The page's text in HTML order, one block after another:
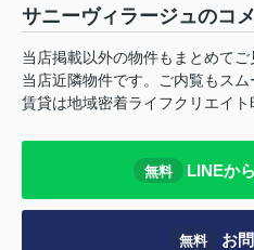
サニーヴィラージュのコ
当店掲載以外の物件もまとめてご
当店近隣物件です。ご内覧もスム
賃貸は地域密着ライフクリエイト
無料 LINEか
無料 お